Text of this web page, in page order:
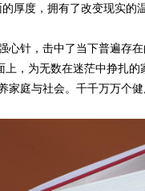
厚度，拥有了改变现实
心针，击中了当下普遍存
上，为无数在迷茫中挣扎
家庭与社会。千千万万个